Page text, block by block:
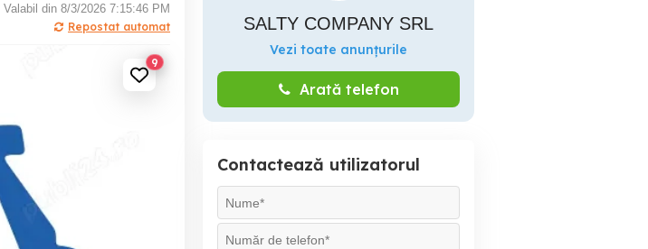
Valabil din 8/3/2026 7:15:46 PM
Repostat automat
9
SALTY COMPANY SRL
Vezi toate anunțurile
Arată telefon
Contactează utilizatorul